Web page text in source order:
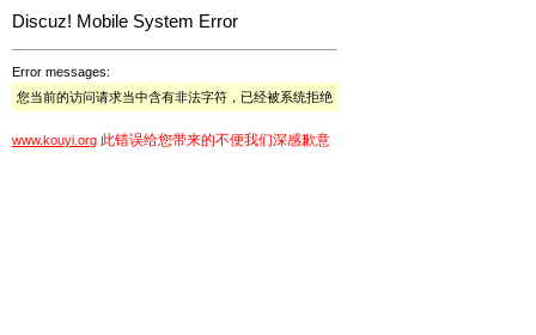
Discuz! Mobile System Error
Error messages:
您当前的访问请求当中含有非法字符，已经被系统拒绝
www.kouyi.org 此错误给您带来的不便我们深感歉意